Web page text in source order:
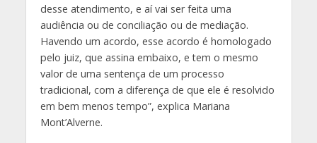
desse atendimento, e aí vai ser feita uma
audiência ou de conciliação ou de mediação.
Havendo um acordo, esse acordo é homologado
pelo juiz, que assina embaixo, e tem o mesmo
valor de uma sentença de um processo
tradicional, com a diferença de que ele é resolvido
em bem menos tempo”, explica Mariana
Mont’Alverne.